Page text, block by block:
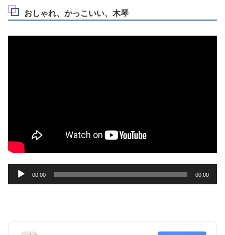
おしゃれ、かっこいい、木琴
レ
00:00 00:00